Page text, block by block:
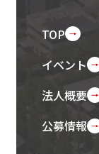
TOP
イベント
法人概要
公募情報